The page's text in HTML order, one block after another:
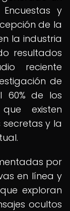
y
de la
la industria
resultados
reciente
de
60% de los
existen
secretas y la
por
en línea y
exploran
ocultos